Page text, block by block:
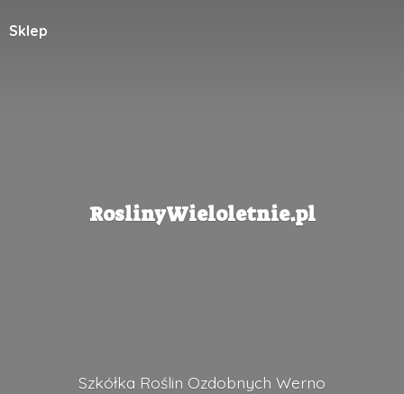
Sklep
RoslinyWieloletnie.pl
Szkółka Roślin Ozdobnych Werno